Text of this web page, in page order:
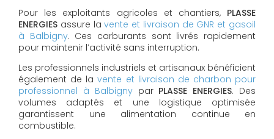
Pour les exploitants agricoles et chantiers, PLASSE
ENERGIES assure lavente et livraison de GNR et gasoil
à Balbigny. Ces carburants sont livrés rapidement
pour maintenir l’activité sans interruption.
Les professionnels industriels et artisanaux bénéficient
également de lavente et livraison de charbon pour
professionnel à Balbignypar PLASSE ENERGIES. Des
volumes adaptés et une logistique optimisée
garantissent une alimentation continue en
combustible.